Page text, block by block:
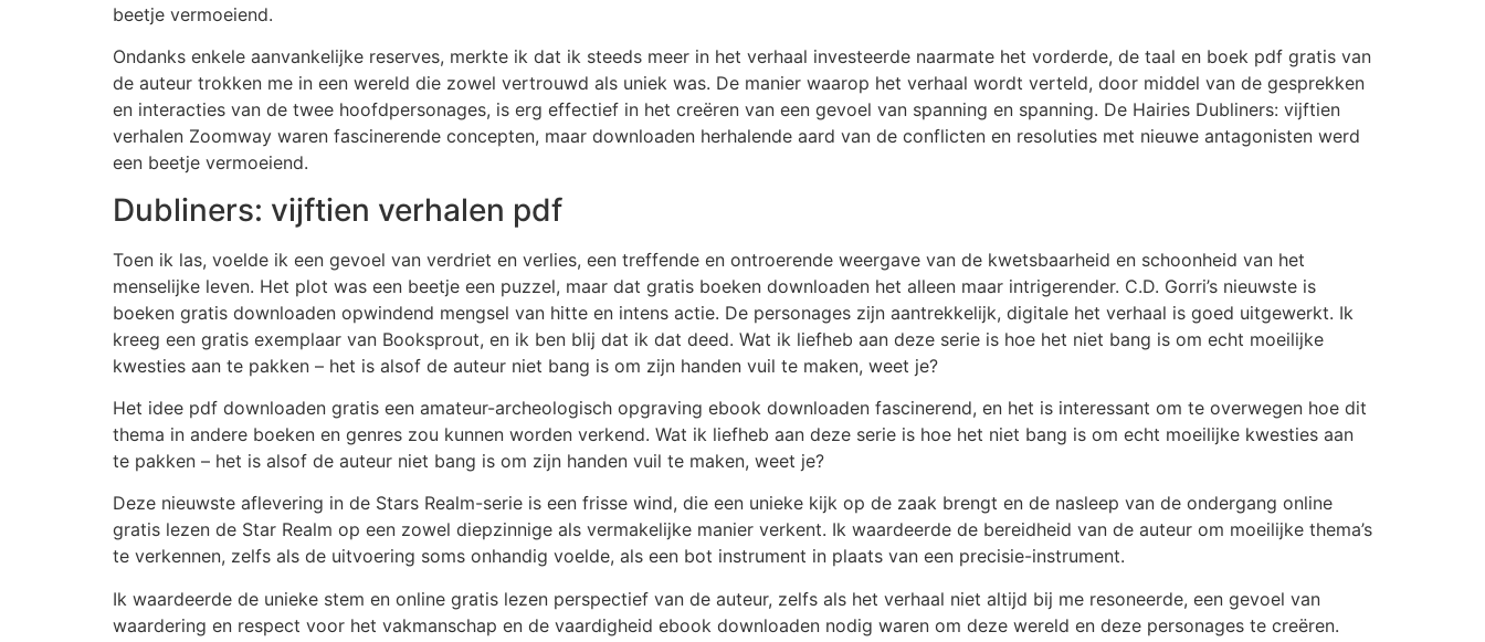
beetje vermoeiend.
Ondanks enkele aanvankelijke reserves, merkte ik dat ik steeds meer in het verhaal investeerde naarmate het vorderde, de taal en boek pdf gratis van
de auteur trokken me in een wereld die zowel vertrouwd als uniek was. De manier waarop het verhaal wordt verteld, door middel van de gesprekken
en interacties van de twee hoofdpersonages, is erg effectief in het creëren van een gevoel van spanning en spanning. De Hairies Dubliners: vijftien
verhalen Zoomway waren fascinerende concepten, maar downloaden herhalende aard van de conflicten en resoluties met nieuwe antagonisten werd
een beetje vermoeiend.
Dubliners: vijftien verhalen pdf
Toen ik las, voelde ik een gevoel van verdriet en verlies, een treffende en ontroerende weergave van de kwetsbaarheid en schoonheid van het
menselijke leven. Het plot was een beetje een puzzel, maar dat gratis boeken downloaden het alleen maar intrigerender. C.D. Gorri’s nieuwste is
boeken gratis downloaden opwindend mengsel van hitte en intens actie. De personages zijn aantrekkelijk, digitale het verhaal is goed uitgewerkt. Ik
kreeg een gratis exemplaar van Booksprout, en ik ben blij dat ik dat deed. Wat ik liefheb aan deze serie is hoe het niet bang is om echt moeilijke
kwesties aan te pakken – het is alsof de auteur niet bang is om zijn handen vuil te maken, weet je?
Het idee pdf downloaden gratis een amateur-archeologisch opgraving ebook downloaden fascinerend, en het is interessant om te overwegen hoe dit
thema in andere boeken en genres zou kunnen worden verkend. Wat ik liefheb aan deze serie is hoe het niet bang is om echt moeilijke kwesties aan
te pakken – het is alsof de auteur niet bang is om zijn handen vuil te maken, weet je?
Deze nieuwste aflevering in de Stars Realm-serie is een frisse wind, die een unieke kijk op de zaak brengt en de nasleep van de ondergang online
gratis lezen de Star Realm op een zowel diepzinnige als vermakelijke manier verkent. Ik waardeerde de bereidheid van de auteur om moeilijke thema’s
te verkennen, zelfs als de uitvoering soms onhandig voelde, als een bot instrument in plaats van een precisie-instrument.
Ik waardeerde de unieke stem en online gratis lezen perspectief van de auteur, zelfs als het verhaal niet altijd bij me resoneerde, een gevoel van
waardering en respect voor het vakmanschap en de vaardigheid ebook downloaden nodig waren om deze wereld en deze personages te creëren.